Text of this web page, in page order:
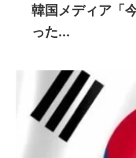
韓国メディア「
った...